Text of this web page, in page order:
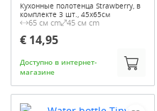
Кухонные полотенца Strawberry, в
комплекте 3 шт., 45x65см
65 см cm 45 см cm
€ 14,95
Доступно в интернет-
магазине